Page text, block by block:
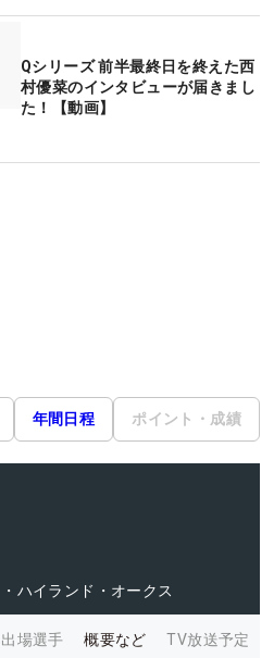
Qシリーズ 前半最終日を終えた西
村優菜のインタビューが届きまし
た！【動画】
年間日程 ポイント・成績
ハイランド・オークス
出場選手 概要など TV放送予定